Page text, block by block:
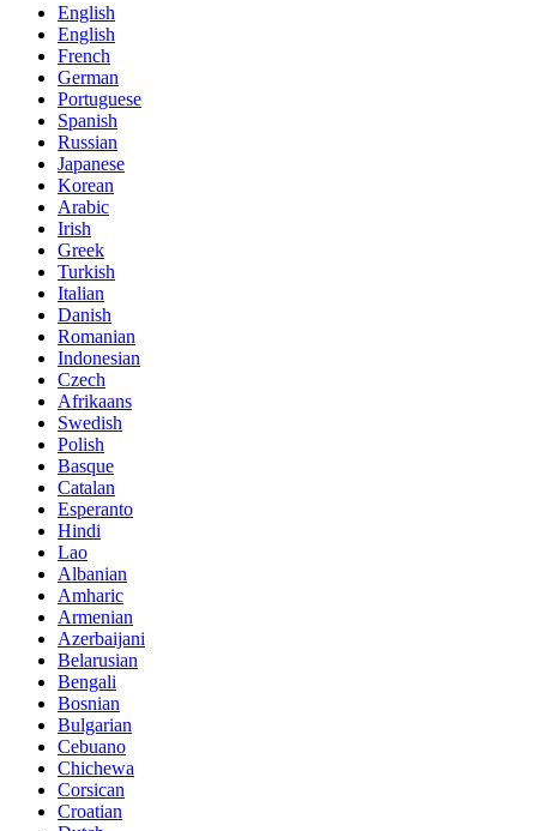
English
English
French
German
Portuguese
Spanish
Russian
Japanese
Korean
Arabic
Irish
Greek
Turkish
Italian
Danish
Romanian
Indonesian
Czech
Afrikaans
Swedish
Polish
Basque
Catalan
Esperanto
Hindi
Lao
Albanian
Amharic
Armenian
Azerbaijani
Belarusian
Bengali
Bosnian
Bulgarian
Cebuano
Chichewa
Corsican
Croatian